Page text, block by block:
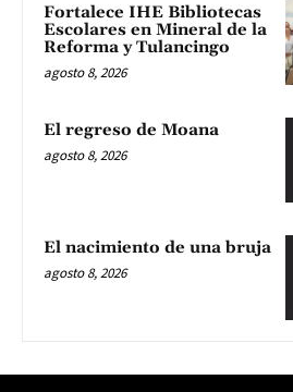
Fortalece IHE Bibliotecas
Escolares en Mineral de la
Reforma y Tulancingo
agosto 8, 2026
El regreso de Moana
agosto 8, 2026
El nacimiento de una bruja
agosto 8, 2026